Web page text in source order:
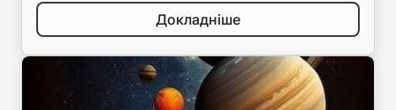
Докладніше